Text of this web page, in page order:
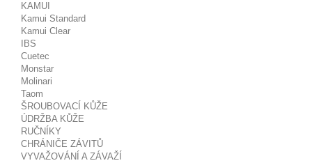
KAMUI
Kamui Standard
Kamui Clear
IBS
Cuetec
Monstar
Molinari
Taom
ŠROUBOVACÍ KŮŽE
ÚDRŽBA KŮŽE
RUČNÍKY
CHRÁNIČE ZÁVITŮ
VYVAŽOVÁNÍ A ZÁVAŽÍ